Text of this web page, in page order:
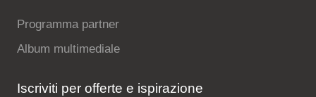
Programma partner
Album multimediale
Iscriviti per offerte e ispirazione